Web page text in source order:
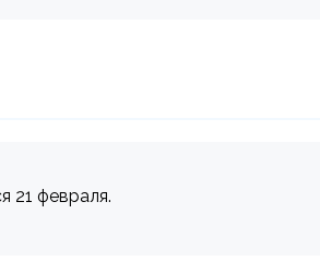
21 февраля.